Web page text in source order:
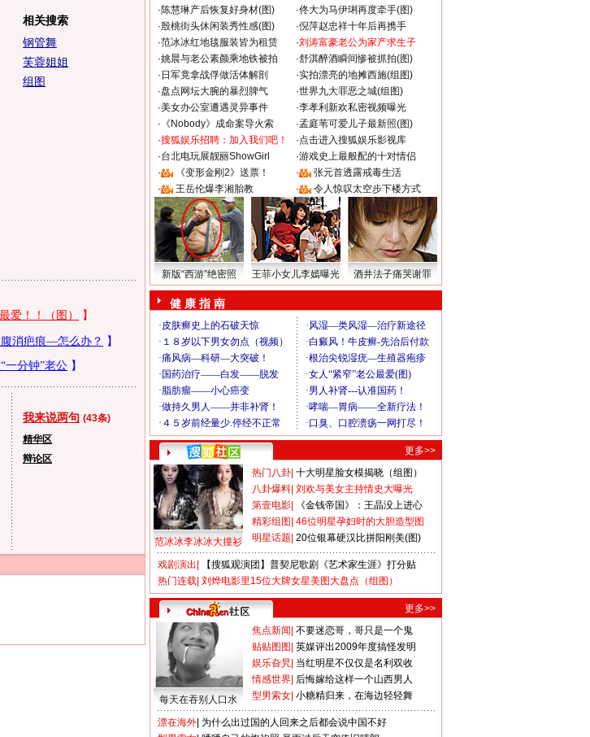
相关搜索
钢管舞
芙蓉姐姐
组图
我来说两句 (43条)
精华区
辩论区
·陈慧琳产后恢复好身材(图) ·佟大为马伊琍再度牵手(图)
·殷桃街头休闲装秀性感(图) ·倪萍赵忠祥十年后再携手
·范冰冰红地毯服装皆为租赁 ·刘涛富豪老公为家产求生子
·姚晨与老公素颜乘地铁被拍 ·舒淇醉酒瞬间惨被抓拍(图)
· 日军竟拿战俘做活体解剖 ·实拍漂亮的地摊西施(组图)
·盘点网坛大腕的暴烈脾气 ·世界九大罪恶之城(组图)
·美女办公室遭遇灵异事件 ·李孝利新欢私密视频曝光
· 《Nobody》成命案导火索 ·孟庭苇可爱儿子最新照(图)
·搜狐娱乐招聘：加入我们吧！ ·点击进入搜狐娱乐影视库
·台北电玩展靓丽ShowGirl ·游戏史上最般配的十对情侣
·
《变形金刚2》送票！ ·
张元首透露戒毒生活
·
王岳伦爆李湘胎教 · 令人惊叹太空步下楼方式
新版“西游”绝密照 王菲小女儿李嫣曝光 酒井法子痛哭谢罪
健 康 指 南
更多>>
范冰冰李冰冰大撞衫
热门八卦 十大明星脸女模揭晓（组图）
八卦爆料 刘欢与美女主持情史大曝光
第壹电影
《金钱帝国》：王晶没上进心
精彩组图 46位明星孕妇时的大胆造型图
明星话题 20位银幕硬汉比拼阳刚美(图)
戏剧演出
【搜狐观演团】普契尼歌剧《艺术家生涯》打分贴
热门连载 刘烨电影里15位大牌女星美图大盘点（组图）
更多>>
每天在吞别人口水
焦点新闻 不要迷恋哥，哥只是一个鬼
贴贴图图 英媒评出2009年度搞怪发明
娱乐旮旯 当红明星不仅仅是名利双收
情感世界 后悔嫁给这样一个山西男人
型男索女 小糖精归来，在海边轻轻舞
漂在海外 为什么出过国的人回来之后都会说中国不好